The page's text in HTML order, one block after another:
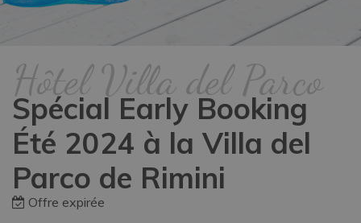
Hôtel Villa del Parco
Spécial Early Booking
Été 2024 à la Villa del
Parco de Rimini
Offre expirée